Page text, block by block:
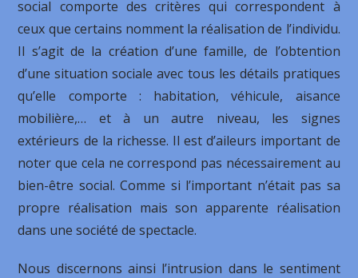
social comporte des critères qui correspondent à
ceux que certains nomment la réalisation de l’individu.
Il s’agit de la création d’une famille, de l’obtention
d’une situation sociale avec tous les détails pratiques
qu’elle comporte : habitation, véhicule, aisance
mobilière,… et à un autre niveau, les signes
extérieurs de la richesse. Il est d’aileurs important de
noter que cela ne correspond pas nécessairement au
bien-être social. Comme si l’important n’était pas sa
propre réalisation mais son apparente réalisation
dans une société de spectacle.
Nous discernons ainsi l’intrusion dans le sentiment